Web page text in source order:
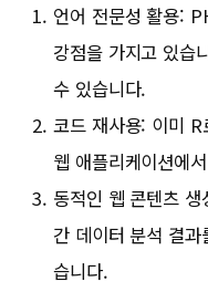
언어 전문성 활용:
강점을 가지고 있습
수 있습니다.
코드 재사용: 이미
웹 애플리케이션에
동적인 웹 콘텐츠
간 데이터 분석 결
습니다.